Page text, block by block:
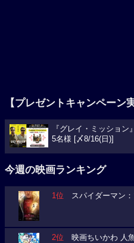
【プレゼントキャンペーン
『グレイ・ミッション
5名様 [〆8/16(日)]
今週の映画ランキング
1位 スパイダーマン：
2位 映画ちいかわ 人